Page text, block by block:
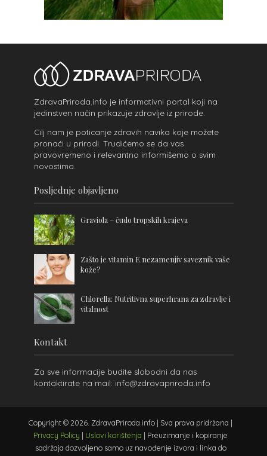
ZdravaPriroda.info je informativni portal koji na
jedinstven način prikazuje zdravlje iz prirode.
Cilj nam je poticanje zdravih navika koje možete
pronaći u prirodi. Trudićemo se da vas
pravovremeno i relevantno informišemo o svim
novostima.
Posljednje objavljeno
Graviola – čudo tropskih krajeva
Zašto je vitamin E nezamenjiv saveznik vaše
kože?
Chlorella: Nutritivna superhrana za zdravlje i
vitalnost
Kontakt
Za sve informacije budite slobodni da nas
kontaktirate na mail: info@zdravapriroda.info
Copyright © 2026. ZdravaPriroda.info | Sva prava pridržana |
Privacy Policy | Uslovi korištenja | Preuzimanje i kopiranje
sadržaja dozvoljeno samo uz navođenje izvora i linka do